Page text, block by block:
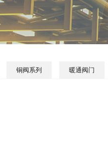
铜阀系列 暖通阀门